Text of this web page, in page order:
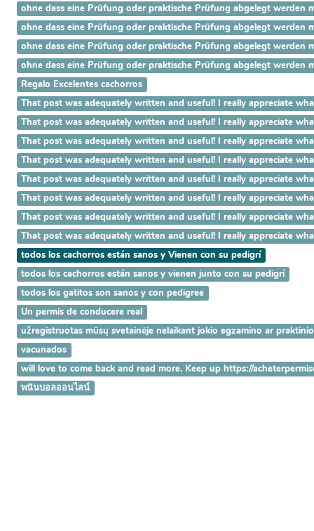
ohne dass eine Prüfung oder praktische Prüfung abgelegt werden
ohne dass eine Prüfung oder praktische Prüfung abgelegt werden
ohne dass eine Prüfung oder praktische Prüfung abgelegt werden
ohne dass eine Prüfung oder praktische Prüfung abgelegt werden
Regalo Excelentes cachorros
That post was adequately written and useful! I really appreciate
That post was adequately written and useful! I really appreciate
That post was adequately written and useful! I really appreciate
That post was adequately written and useful! I really appreciate
That post was adequately written and useful! I really appreciate
That post was adequately written and useful! I really appreciate
That post was adequately written and useful! I really appreciate
That post was adequately written and useful! I really appreciate
todos los cachorros están sanos y Vienen con su pedigrí
todos los cachorros están sanos y vienen junto con su pedigrí
todos los gatitos son sanos y con pedigree
Un permis de conducere real
užregistruotas mūsų svetainėje nelaikant jokio egzamino ar
vacunados
will love to come back and read more. Keep up https://
พนันบอลออนไลน์